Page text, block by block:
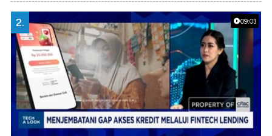
09:03
2.